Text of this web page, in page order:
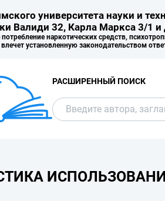
университета науки и
Валиди 32, Карла Маркса 3/1 и
потребление наркотических средств,
установленную законодательством
РАСШИРЕННЫЙ ПОИСК